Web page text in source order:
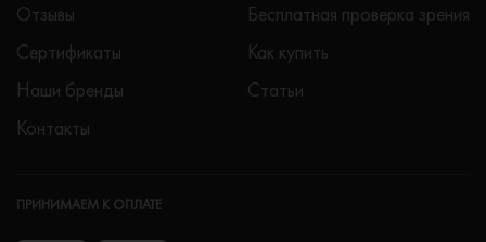
Отзывы
Сертификаты
Наши бренды
Контакты
Бесплатная проверка зрения
Как купить
Статьи
ПРИНИМАЕМ К ОПЛАТЕ